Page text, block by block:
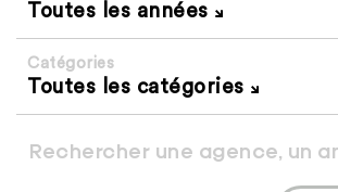
Toutes les années
Catégories
Toutes les catégories